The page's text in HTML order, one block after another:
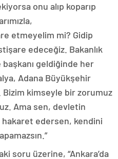
onu alıp koparıp
etmeyelim mi? Gidip
edeceğiz. Bakanlık
geldiğinde her
Adana Büyükşehir
Bizim kimseyle bir zorumuz
Ama sen, devletin
edersen, kendini
soru üzerine, “Ankara’da